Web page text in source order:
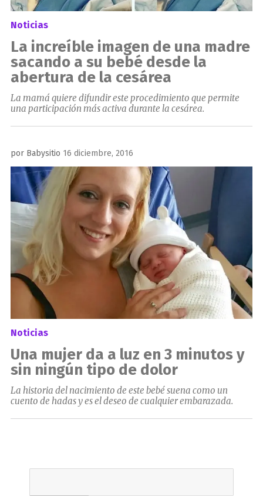
Noticias
La increíble imagen de una madre
sacando a su bebé desde la
abertura de la cesárea
La mamá quiere difundir este procedimiento que permite
una participación más activa durante la cesárea.
por Babysitio Publicado
el
16 diciembre, 2016
Noticias
Una mujer da a luz en 3 minutos y
sin ningún tipo de dolor
La historia del nacimiento de este bebé suena como un
cuento de hadas y es el deseo de cualquier embarazada.